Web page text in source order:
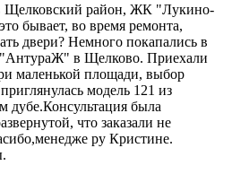
Щелковский район, ЖК "Лукино-
бывает, во время ремонта,
двери? Немного покапались в
"АнтураЖ" в Щелково. Приехали
маленькой площади, выбор
модель 121 из
дубе.Консультация была
что заказали не
ру Кристине.